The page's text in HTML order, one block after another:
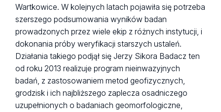
Wartkowice. W kolejnych latach pojawiła się potrzeba
szerszego podsumowania wyników badan
prowadzonych przez wiele ekip z różnych instytucji, i
dokonania próby weryfikacji starszych ustaleń.
Działania takiego podjął się Jerzy Sikora Badacz ten
od roku 2013 realizuje program nieinwazyjnych
badań, z zastosowaniem metod geofizycznych,
grodzisk i ich najbliższego zaplecza osadniczego
uzupełnionych o badaniach geomorfologiczne,